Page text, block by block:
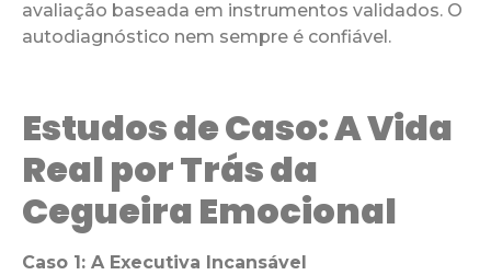
avaliação baseada em instrumentos validados. O
autodiagnóstico nem sempre é confiável.
Estudos de Caso: A Vida
Real por Trás da
Cegueira Emocional
Caso 1: A Executiva Incansável